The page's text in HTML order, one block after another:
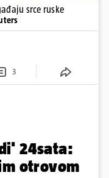
srce ruske
3
24sata:
otrovom